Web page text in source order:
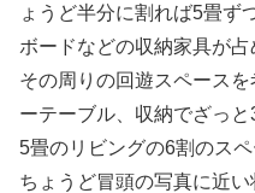
ょうど半分に割れば5畳ず
ボードなどの収納家具が
その周りの回遊スペース
ーテーブル、収納でざっ
5畳のリビングの6割のス
ちょうど冒頭の写真に近